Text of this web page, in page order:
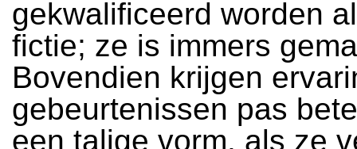
gekwalificeerd worden
fictie; ze is immers
Bovendien krijgen
gebeurtenissen pas
een talige vorm, als ze